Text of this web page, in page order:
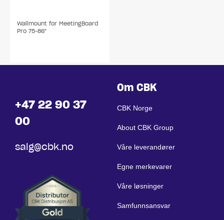
Wallmount for MeetingBoard
Pro 75-86"
+47 22 90 37
00
salg@cbk.no
Om CBK
CBK Norge
About CBK Group
Våre leverandører
Egne merkevarer
Våre løsninger
Samfunnsansvar